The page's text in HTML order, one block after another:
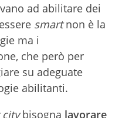
ad abilitare dei
smartnon è la
ma i
che però per
su adeguate
abilitanti.
bisogna lavorare